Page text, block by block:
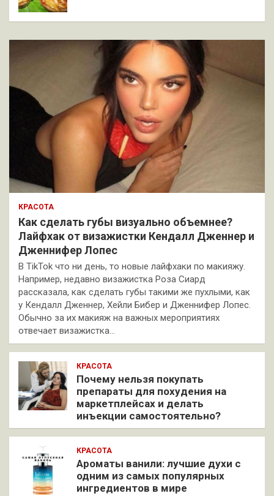
КРАСОТА
Как сделать губы визуально объемнее?
Лайфхак от визажистки Кендалл Дженнер и
Дженнифер Лопес
В TikTok что ни день, то новые лайфхаки по макияжу.
Например, недавно визажистка Роза Сиард
рассказала, как сделать губы такими же пухлыми, как
у Кендалл Дженнер, Хейли Бибер и Дженнифер Лопес.
Обычно за их макияж на важных мероприятиях
отвечает визажистка…
КРАСОТА
Почему нельзя покупать
препараты для похудения на
маркетплейсах и делать
инъекции самостоятельно?
КРАСОТА
Ароматы ванили: лучшие духи с
одним из самых популярных
ингредиентов в мире